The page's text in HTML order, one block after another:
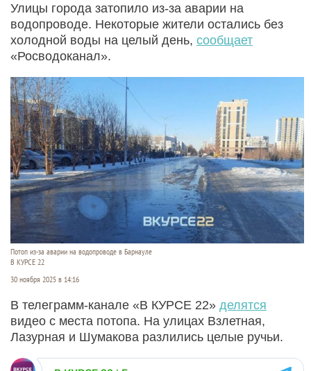
Улицы города затопило из-за аварии на
водопроводе. Некоторые жители остались без
холодной воды на целый день, сообщает
«Росводоканал».
Потоп из-за аварии на водопроводе в Барнауле
В КУРСЕ 22
30 ноября 2025 в 14:16
В телеграмм-канале «В КУРСЕ 22» делятся
видео с места потопа. На улицах Взлетная,
Лазурная и Шумакова разлились целые ручьи.